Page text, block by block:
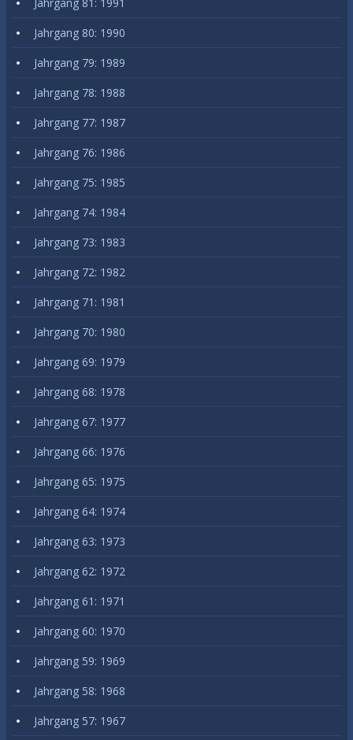
Jahrgang 80: 1990
Jahrgang 79: 1989
Jahrgang 78: 1988
Jahrgang 77: 1987
Jahrgang 76: 1986
Jahrgang 75: 1985
Jahrgang 74: 1984
Jahrgang 73: 1983
Jahrgang 72: 1982
Jahrgang 71: 1981
Jahrgang 70: 1980
Jahrgang 69: 1979
Jahrgang 68: 1978
Jahrgang 67: 1977
Jahrgang 66: 1976
Jahrgang 65: 1975
Jahrgang 64: 1974
Jahrgang 63: 1973
Jahrgang 62: 1972
Jahrgang 61: 1971
Jahrgang 60: 1970
Jahrgang 59: 1969
Jahrgang 58: 1968
Jahrgang 57: 1967